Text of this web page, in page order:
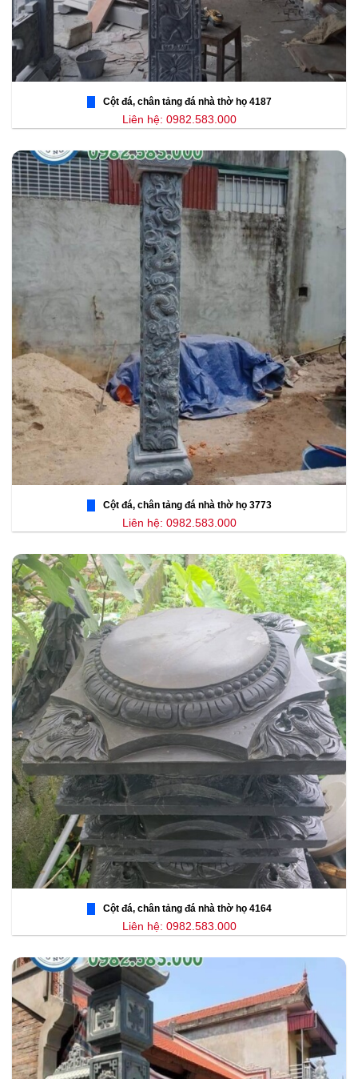
Cột đá, chân tảng đá nhà thờ họ 4187
Liên hệ: 0982.583.000
Cột đá, chân tảng đá nhà thờ họ 3773
Liên hệ: 0982.583.000
Cột đá, chân tảng đá nhà thờ họ 4164
Liên hệ: 0982.583.000